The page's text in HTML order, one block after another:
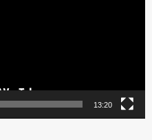
13:20